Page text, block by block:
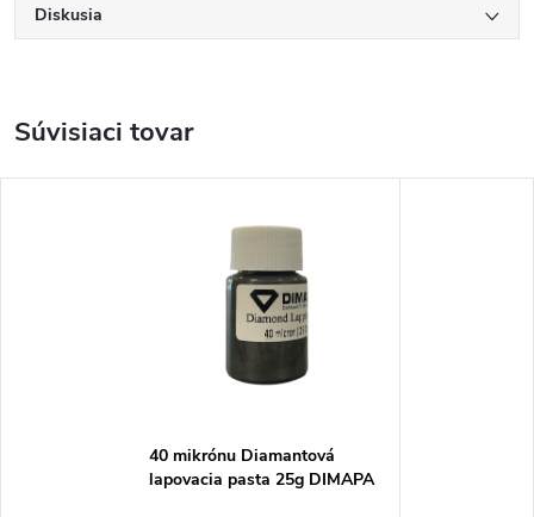
Diskusia
Súvisiaci tovar
40 mikrónu Diamantová
lapovacia pasta 25g DIMAPA